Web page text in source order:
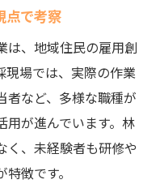
する地域発展
の課題と期待
資金の課題
不足の背景
達の現状と対策
性向上の鍵
点で考察
は、地域住民の雇用創
現場では、実際の作業
者など、多様な職種が
用が進んでいます。林
く、未経験者も研修や
徴です。